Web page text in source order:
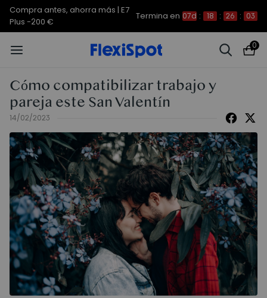
Compra antes, ahorra más | E7
Plus -200 €
Termina en 07d : 18 : 26 : 03
0
Cómo compatibilizar trabajo y
pareja este San Valentín
14/02/2023